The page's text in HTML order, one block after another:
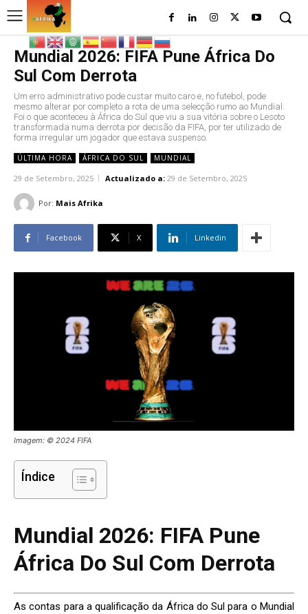
Mundial 2026: FIFA Pune África Do
Sul Com Derrota
Um erro administrativo pode custar muito caro e, no futebol, pode
mesmo alterar por completo a rota de uma selecção rumo ao Mundial.
Foi o que aconteceu à África do Sul que viu a sua vitória sobre o Lesoto
transformada numa derrota por decisão da FIFA, por ter utilizado de
forma irregular um jogador que estava suspenso.
ÚLTIMA HORA ÁFRICA DO SUL MUNDIAL
29 de Setembro, 2025 Actualizado a: 29 de Setembro, 2025
Por: Mais Afrika
Facebook X Linkedin
Imagem: © 2024 FIFA
Índice
Mundial 2026: FIFA Pune
África Do Sul Com Derrota
As contas para a qualificação da África do Sul para o Mundial